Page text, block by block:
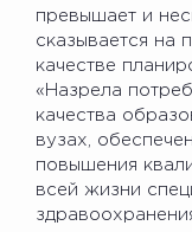
превышает и
сказывается на
качестве
«Назрела
качества
вузах,
повышения
всей жизни